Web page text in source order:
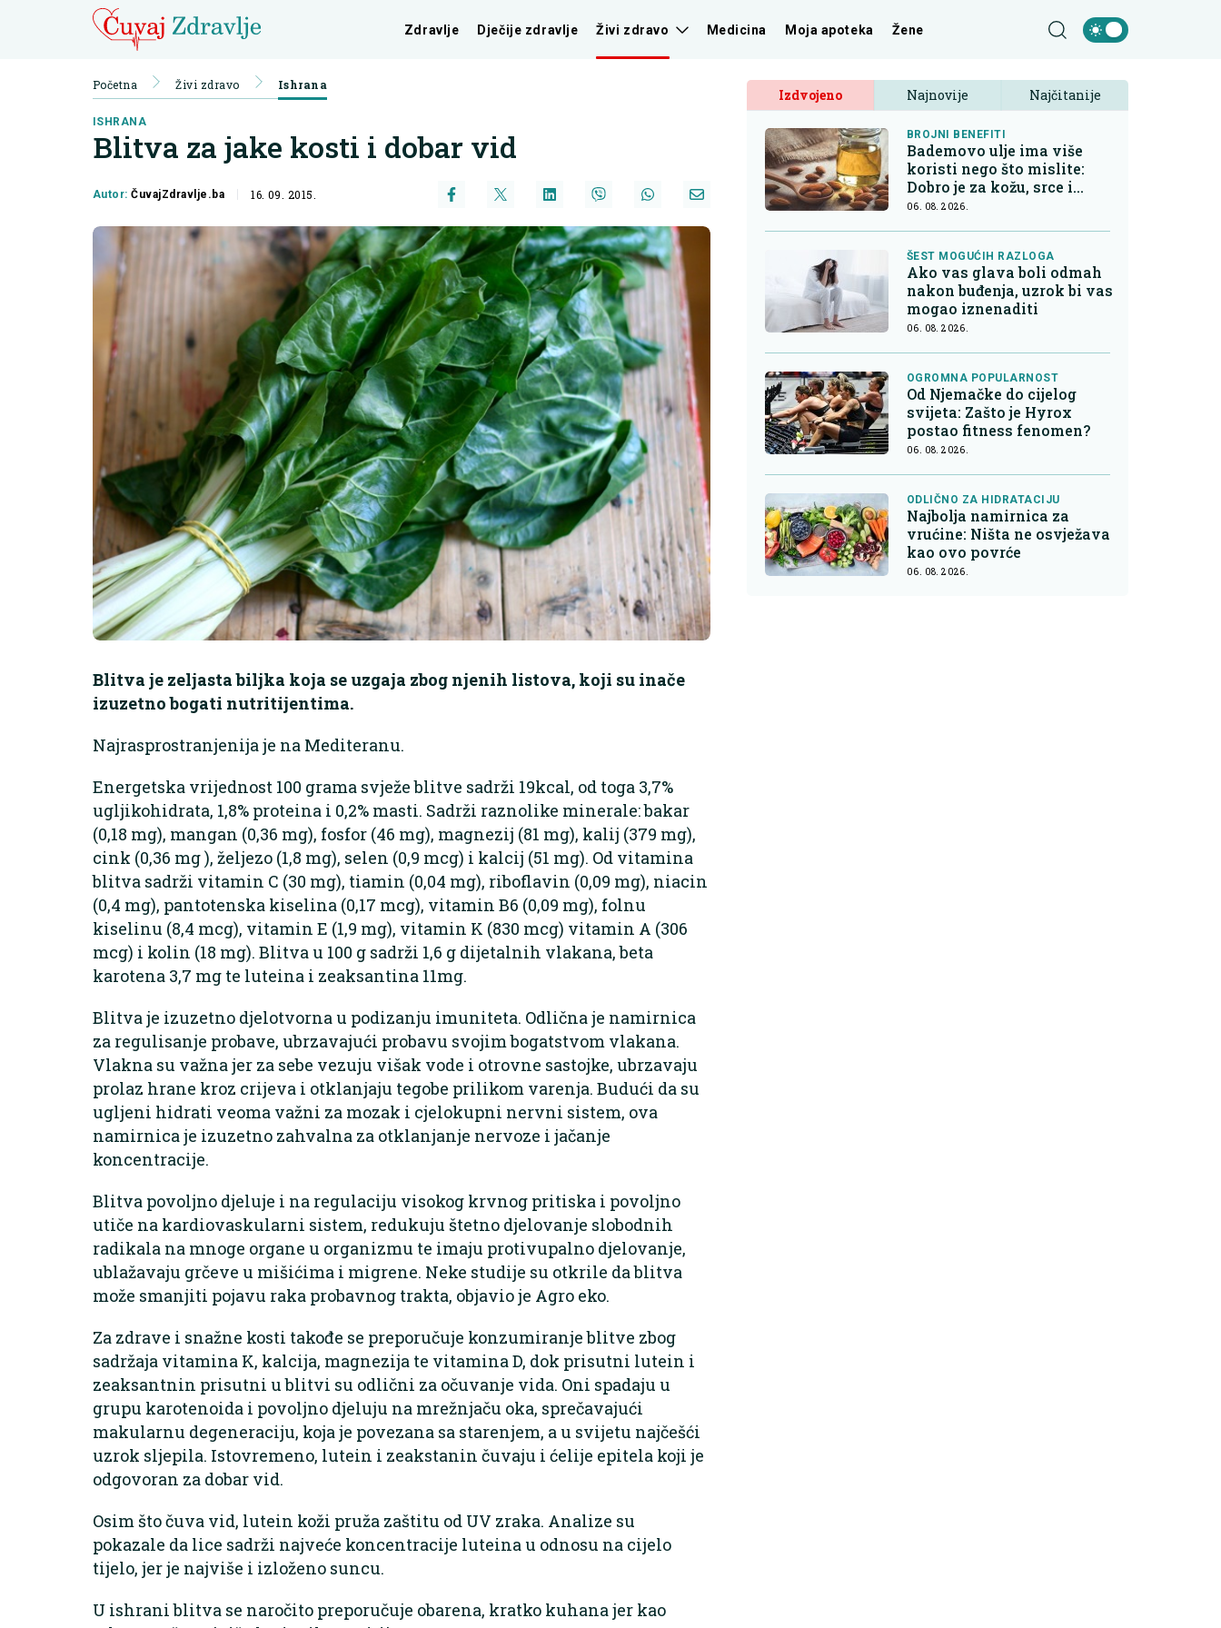
Zdravlje Dječije zdravlje Živi zdravo Medicina Moja apoteka Žene
Početna Živi zdravo Ishrana
ISHRANA
Blitva za jake kosti i dobar vid
Autor:ČuvajZdravlje.ba 16. 09. 2015.
Blitva je zeljasta biljka koja se uzgaja zbog njenih listova, koji su inače
izuzetno bogati nutritijentima.
Najrasprostranjenija je na Mediteranu.
Energetska vrijednost 100 grama svježe blitve sadrži 19kcal, od toga 3,7%
ugljikohidrata, 1,8% proteina i 0,2% masti. Sadrži raznolike minerale: bakar
(0,18 mg), mangan (0,36 mg), fosfor (46 mg), magnezij (81 mg), kalij (379 mg),
cink (0,36 mg ), željezo (1,8 mg), selen (0,9 mcg) i kalcij (51 mg). Od vitamina
blitva sadrži vitamin C (30 mg), tiamin (0,04 mg), riboflavin (0,09 mg), niacin
(0,4 mg), pantotenska kiselina (0,17 mcg), vitamin B6 (0,09 mg), folnu
kiselinu (8,4 mcg), vitamin E (1,9 mg), vitamin K (830 mcg) vitamin A (306
mcg) i kolin (18 mg). Blitva u 100 g sadrži 1,6 g dijetalnih vlakana, beta
karotena 3,7 mg te luteina i zeaksantina 11mg.
Blitva je izuzetno djelotvorna u podizanju imuniteta. Odlična je namirnica
za regulisanje probave, ubrzavajući probavu svojim bogatstvom vlakana.
Vlakna su važna jer za sebe vezuju višak vode i otrovne sastojke, ubrzavaju
prolaz hrane kroz crijeva i otklanjaju tegobe prilikom varenja. Budući da su
ugljeni hidrati veoma važni za mozak i cjelokupni nervni sistem, ova
namirnica je izuzetno zahvalna za otklanjanje nervoze i jačanje
koncentracije.
Blitva povoljno djeluje i na regulaciju visokog krvnog pritiska i povoljno
utiče na kardiovaskularni sistem, redukuju štetno djelovanje slobodnih
radikala na mnoge organe u organizmu te imaju protivupalno djelovanje,
ublažavaju grčeve u mišićima i migrene. Neke studije su otkrile da blitva
može smanjiti pojavu raka probavnog trakta, objavio je Agro eko.
Za zdrave i snažne kosti takođe se preporučuje konzumiranje blitve zbog
sadržaja vitamina K, kalcija, magnezija te vitamina D, dok prisutni lutein i
zeaksantnin prisutni u blitvi su odlični za očuvanje vida. Oni spadaju u
grupu karotenoida i povoljno djeluju na mrežnjaču oka, sprečavajući
makularnu degeneraciju, koja je povezana sa starenjem, a u svijetu najčešći
uzrok sljepila. Istovremeno, lutein i zeakstanin čuvaju i ćelije epitela koji je
odgovoran za dobar vid.
Osim što čuva vid, lutein koži pruža zaštitu od UV zraka. Analize su
pokazale da lice sadrži najveće koncentracije luteina u odnosu na cijelo
tijelo, jer je najviše i izloženo suncu.
U ishrani blitva se naročito preporučuje obarena, kratko kuhana jer kao
Izdvojeno Najnovije Najčitanije
BROJNI BENEFITI
Bademovo ulje ima više
koristi nego što mislite:
Dobro je za kožu, srce i
kontrolu apetita
06. 08. 2026.
ŠEST MOGUĆIH RAZLOGA
Ako vas glava boli odmah
nakon buđenja, uzrok bi vas
mogao iznenaditi
06. 08. 2026.
OGROMNA POPULARNOST
Od Njemačke do cijelog
svijeta: Zašto je Hyrox
postao fitness fenomen?
06. 08. 2026.
ODLIČNO ZA HIDRATACIJU
Najbolja namirnica za
vrućine: Ništa ne osvježava
kao ovo povrće
06. 08. 2026.